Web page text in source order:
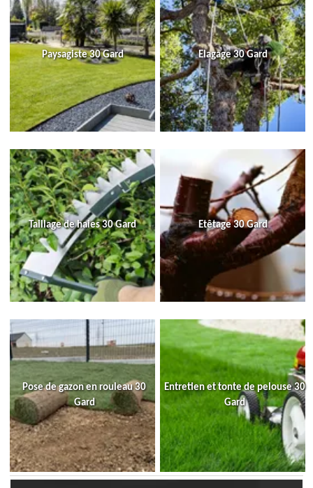
Paysagiste 30 Gard Elagage 30 Gard
Taillage de haies 30 Gard Etêtage 30 Gard
Pose de gazon en rouleau 30
Gard
Entretien et tonte de pelouse 30
Gard